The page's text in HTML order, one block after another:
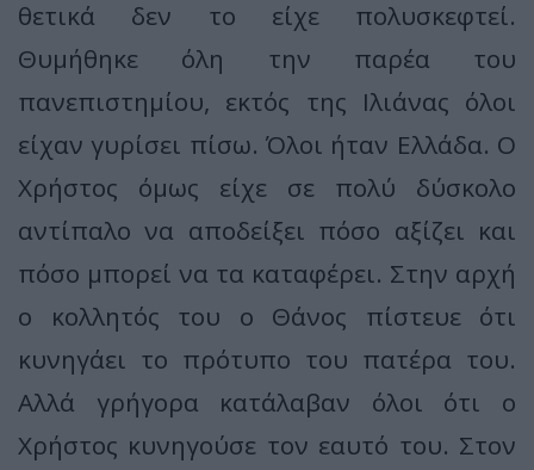
θετικά δεν το είχε πολυσκεφτεί.
Θυμήθηκε όλη την παρέα του
πανεπιστημίου, εκτός της Ιλιάνας όλοι
είχαν γυρίσει πίσω. Όλοι ήταν Ελλάδα. Ο
Χρήστος όμως είχε σε πολύ δύσκολο
αντίπαλο να αποδείξει πόσο αξίζει και
πόσο μπορεί να τα καταφέρει. Στην αρχή
ο κολλητός του ο Θάνος πίστευε ότι
κυνηγάει το πρότυπο του πατέρα του.
Αλλά γρήγορα κατάλαβαν όλοι ότι ο
Χρήστος κυνηγούσε τον εαυτό του. Στον